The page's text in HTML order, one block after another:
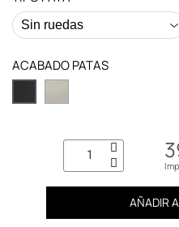
ACABADO PATAS
AÑADIR